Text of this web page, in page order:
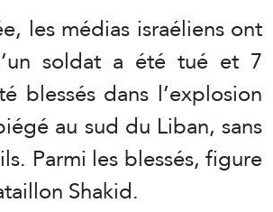
les médias israéliens ont
soldat a été tué et 7
blessés dans l’explosion
au sud du Liban, sans
Parmi les blessés, figure
Shakid.